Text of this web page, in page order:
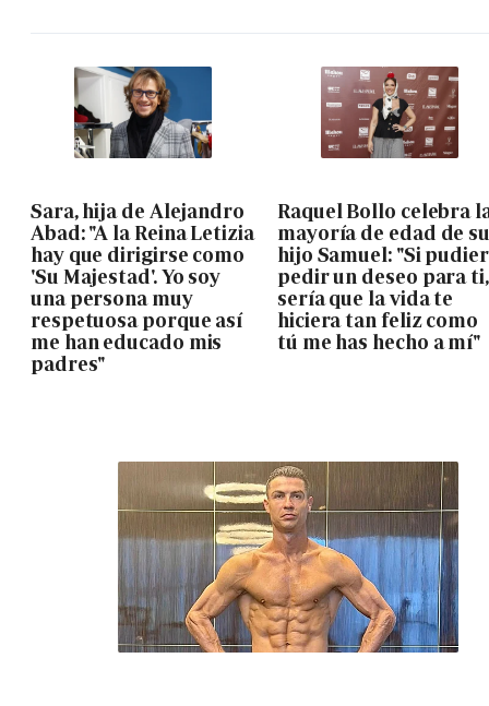
Sara, hija de Alejandro
Abad: "A la Reina Letizia
hay que dirigirse como
'Su Majestad'. Yo soy
una persona muy
respetuosa porque así
me han educado mis
padres"
Raquel Bollo celebra
mayoría de edad de
hijo Samuel: "Si
pedir un deseo para ti,
sería que la vida te
hiciera tan feliz como
tú me has hecho a mí"